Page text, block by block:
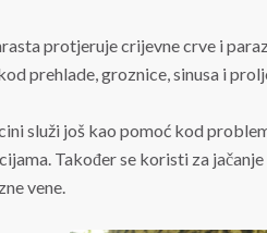
protjeruje crijevne crve i
prehlade, groznice, sinusa i
služi još kao pomoć kod
Također se koristi za
vene.